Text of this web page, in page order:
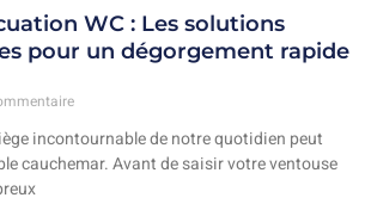
WC : Les solutions
pour un dégorgement rapide
incontournable de notre quotidien peut
cauchemar. Avant de saisir votre ventouse